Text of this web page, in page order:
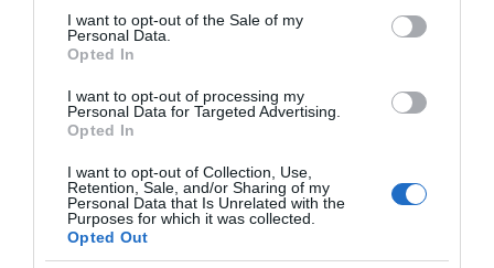
consent section.
I want to opt-out of the Sale of my
Personal Data.
Opted In
I want to opt-out of processing my
Personal Data for Targeted Advertising.
Opted In
I want to opt-out of Collection, Use,
Retention, Sale, and/or Sharing of my
Personal Data that Is Unrelated with the
Purposes for which it was collected.
Opted Out
Τηλεοπτικά
«Μαγειρέματα»,
ένα… Τσουνάμι
Αλλαγών: Η Εβδομάδα
που Ανακάτεψε την
Τράπουλα των
Ελληνικών Media
χαρτιά του – Vidcast